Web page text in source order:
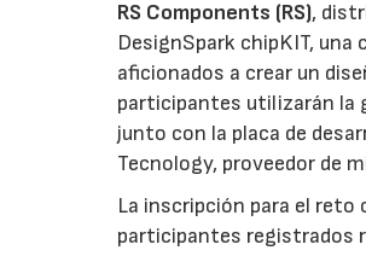
RS Components (RS),
DesignSpark chipKIT,
aficionados a crear un
participantes utilizarán la
junto con la placa de
Tecnology, proveedor de
La inscripción para el
participantes registrados